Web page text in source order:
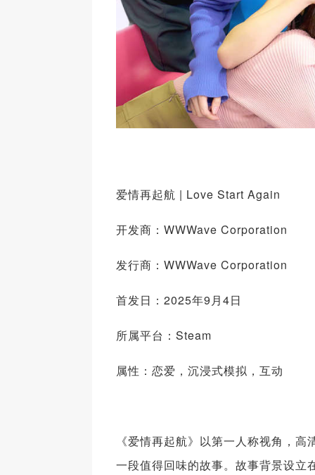
爱情再起航 | Love Start Again
开发商：WWWave Corporation
发行商：WWWave Corporation
首发日：2025年9月4日
所属平台：Steam
属性：恋爱，沉浸式模拟，互动
《爱情再起航》以第一人称视角，
一段值得回味的故事。故事背景设立